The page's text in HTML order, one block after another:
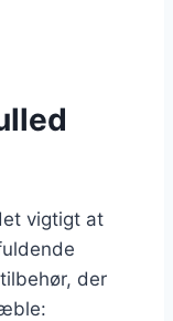
vigtigt at
der